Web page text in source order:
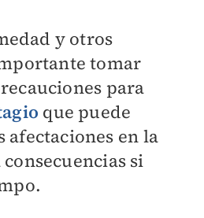
y otros
tomar
para
que puede
afectaciones en la
si